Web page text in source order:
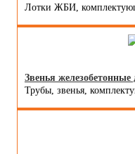
Лотки ЖБИ,
Звенья
Трубы, звенья,